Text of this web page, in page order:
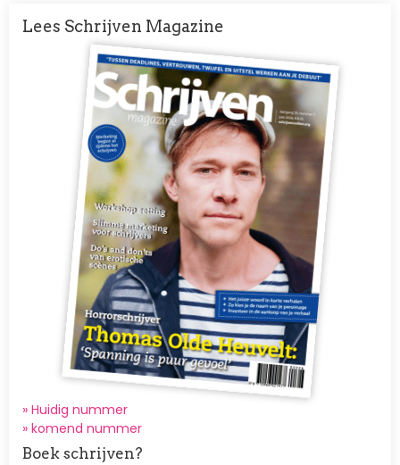
Lees Schrijven Magazine
Afbeelding
» Huidig nummer
» komend nummer
Boek schrijven?